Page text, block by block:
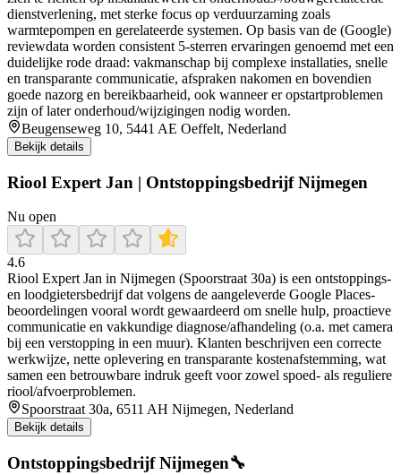
dienstverlening, met sterke focus op verduurzaming zoals
warmtepompen en gerelateerde systemen. Op basis van de (Google)
reviewdata worden consistent 5-sterren ervaringen genoemd met een
duidelijke rode draad: vakmanschap bij complexe installaties, snelle
en transparante communicatie, afspraken nakomen en bovendien
goede nazorg en bereikbaarheid, ook wanneer er opstartproblemen
zijn of later onderhoud/wijzigingen nodig worden.
Beugenseweg 10, 5441 AE Oeffelt, Nederland
Bekijk details
Riool Expert Jan | Ontstoppingsbedrijf Nijmegen
Nu open
4.6
Riool Expert Jan in Nijmegen (Spoorstraat 30a) is een ontstoppings-
en loodgietersbedrijf dat volgens de aangeleverde Google Places-
beoordelingen vooral wordt gewaardeerd om snelle hulp, proactieve
communicatie en vakkundige diagnose/afhandeling (o.a. met camera
bij een verstopping in een muur). Klanten beschrijven een correcte
werkwijze, nette oplevering en transparante kostenafstemming, wat
samen een betrouwbare indruk geeft voor zowel spoed- als reguliere
riool/afvoerproblemen.
Spoorstraat 30a, 6511 AH Nijmegen, Nederland
Bekijk details
Ontstoppingsbedrijf Nijmegen🔧